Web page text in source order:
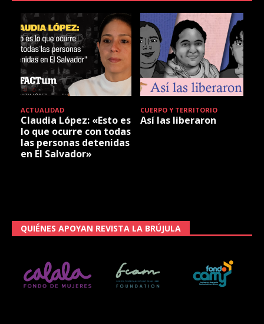
ACTIVISMO
8M: Rompiendo muros
para soñar futuros
MULTIMEDIA
Reforma Beatriz
QUIÉNES APOYAN REVISTA LA BRÚJULA